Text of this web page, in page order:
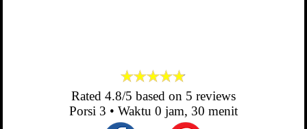
Rated 4.8/5 based on 5 reviews
Porsi 3 • Waktu 0 jam, 30 menit